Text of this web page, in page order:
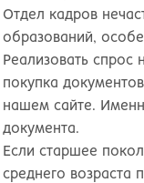
Отдел кадров
образований,
Реализовать
покупка
нашем сайте.
документа.
Если старшее
среднего возраста